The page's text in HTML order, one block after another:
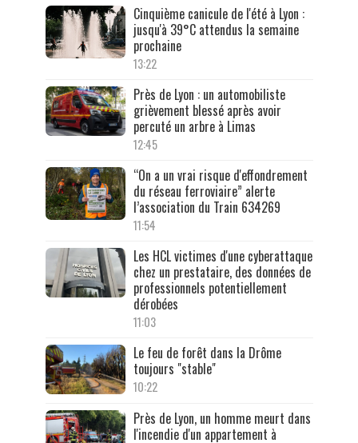
Cinquième canicule de l'été à Lyon :
jusqu'à 39°C attendus la semaine
prochaine
13:22
Près de Lyon : un automobiliste
grièvement blessé après avoir
percuté un arbre à Limas
12:45
“On a un vrai risque d'effondrement
du réseau ferroviaire” alerte
l’association du Train 634269
11:54
Les HCL victimes d'une cyberattaque
chez un prestataire, des données de
professionnels potentiellement
dérobées
11:03
Le feu de forêt dans la Drôme
toujours "stable"
10:22
Près de Lyon, un homme meurt dans
l'incendie d'un appartement à